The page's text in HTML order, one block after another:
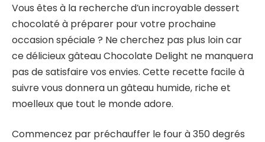
Vous êtes à la recherche d’un incroyable dessert
chocolaté à préparer pour votre prochaine
occasion spéciale ? Ne cherchez pas plus loin car
ce délicieux gâteau Chocolate Delight ne manquera
pas de satisfaire vos envies. Cette recette facile à
suivre vous donnera un gâteau humide, riche et
moelleux que tout le monde adore.
Commencez par préchauffer le four à 350 degrés